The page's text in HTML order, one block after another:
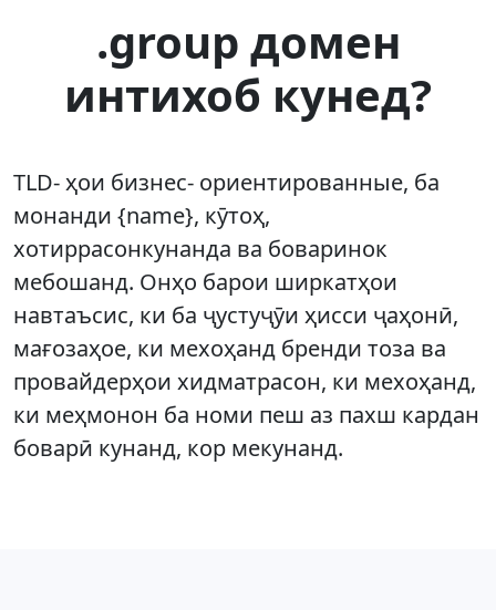
.group домен
интихоб кунед?
TLD- ҳои бизнес- ориентированные, ба
монанди {name}, кӯтоҳ,
хотиррасонкунанда ва боваринок
мебошанд. Онҳо барои ширкатҳои
навтаъсис, ки ба ҷустуҷӯи ҳисси ҷаҳонӣ,
мағозаҳое, ки мехоҳанд бренди тоза ва
провайдерҳои хидматрасон, ки мехоҳанд,
ки меҳмонон ба номи пеш аз пахш кардан
боварӣ кунанд, кор мекунанд.